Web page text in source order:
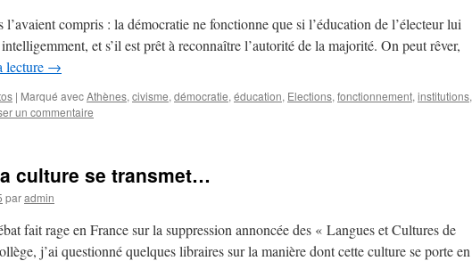
compris : la démocratie ne fonctionne que si l’éducation de l’électeur lui
et s’il est prêt à reconnaître l’autorité de la majorité. On peut rêver,
lecture →
| Marqué avecAthènes, civisme, démocratie, éducation, Elections, fonctionnement, institutions,
un commentaire
culture se transmet…
paradmin
fait rage en France sur la suppression annoncée des « Langues et Cultures de
j’ai questionné quelques libraires sur la manière dont cette culture se porte en